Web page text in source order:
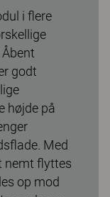
i flere
godt
højde på
Med
nemt flyttes
op mod